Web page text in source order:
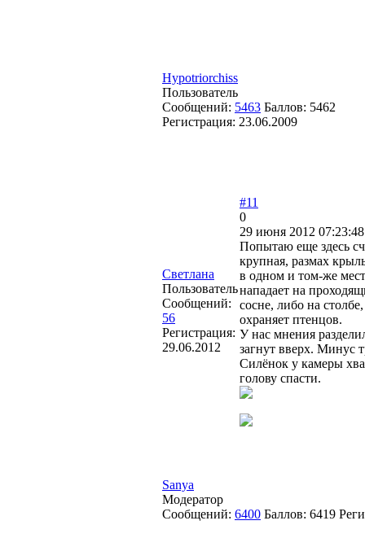
Hypotriorchiss
Пользователь
Сообщений: 5463 Баллов: 5462
Регистрация: 23.06.2009
Светлана
Пользователь
Сообщений:
56
Регистрация:
29.06.2012
#11
0
29 июня 2012 07:23:48
Попытаю еще здесь
крупная, размах
в одном и том-же
нападает на
сосне, либо на
охраняет птенцов.
У нас мнения
загнут вверх. Минус
Силёнок у камеры
голову спасти.
Sanya
Модератор
Сообщений: 6400 Баллов: 6419